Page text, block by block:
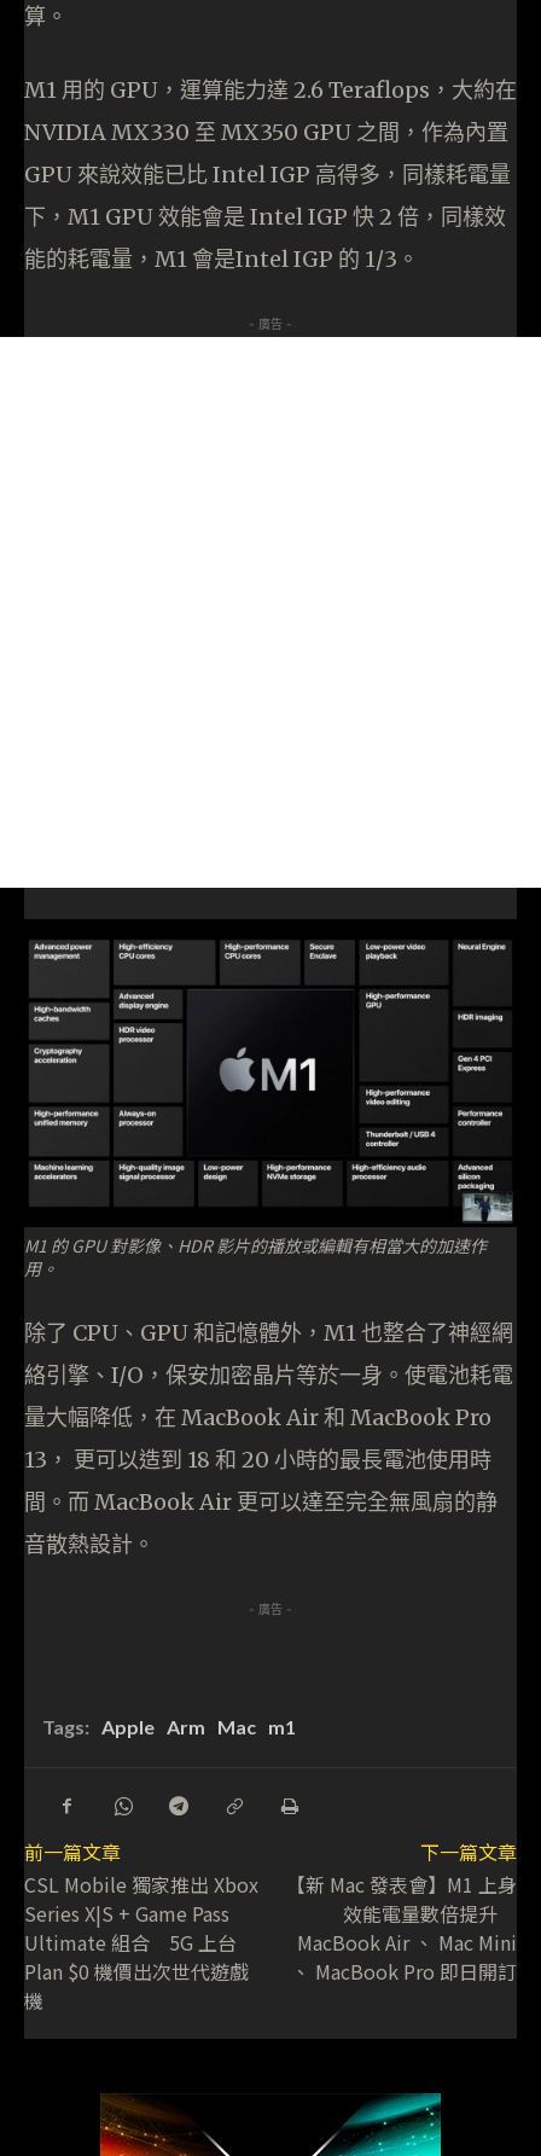
算。
M1 用的 GPU，運算能力達 2.6 Teraflops，大約在
NVIDIA MX330 至 MX350 GPU 之間，作為內置
GPU 來說效能已比 Intel IGP 高得多，同樣耗電量
下，M1 GPU 效能會是 Intel IGP 快 2 倍，同樣效
能的耗電量，M1 會是Intel IGP 的 1/3。
- 廣告 -
M1 的 GPU 對影像、HDR 影片的播放或編輯有相當大的加速作
用。
除了 CPU、GPU 和記憶體外，M1 也整合了神經網
絡引擎、I/O，保安加密晶片等於一身。使電池耗電
量大幅降低，在 MacBook Air 和 MacBook Pro
13， 更可以造到 18 和 20 小時的最長電池使用時
間。而 MacBook Air 更可以達至完全無風扇的静
音散熱設計。
- 廣告 -
Tags: Apple Arm Mac m1
前一篇文章
CSL Mobile 獨家推出 Xbox
Series X|S + Game Pass
Ultimate 組合 5G 上台
Plan $0 機價出次世代遊戲
機
下一篇文章
【新 Mac 發表會】M1 上身
效能電量數倍提升
MacBook Air 、 Mac Mini
、 MacBook Pro 即日開訂